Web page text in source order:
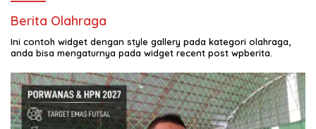
Berita Olahraga
Ini contoh widget dengan style gallery pada kategori olahraga,
anda bisa mengaturnya pada widget recent post wpberita.